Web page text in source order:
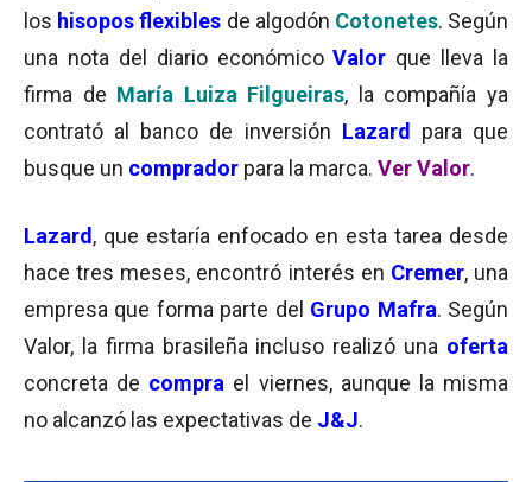
los hisopos flexibles de algodón Cotonetes. Según
una nota del diario económicoValor que lleva la
firma de María Luiza Filgueiras, la compañía ya
contrató al banco de inversión Lazard
para que
busque un comprador para la marca. Ver Valor.
Lazard , que estaría enfocado en esta tarea desde
hace tres meses, encontró interés en Cremer, una
empresa que forma parte del Grupo Mafra. Según
Valor, la firma brasileña incluso realizó una oferta
concreta de compra el viernes, aunque la misma
no alcanzó las expectativas de J&J.